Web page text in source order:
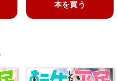
本を買う